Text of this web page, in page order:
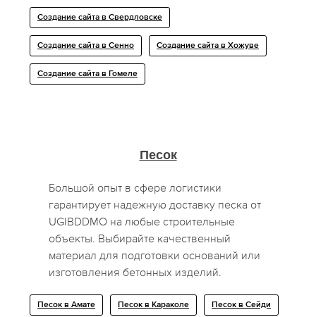
Создание сайта в Свердловске
Создание сайта в Сенно Создание сайта в Хожуве
Создание сайта в Гомеле
Песок
Большой опыт в сфере логистики
гарантирует надежную доставку песка от
UGIBDDMO на любые строительные
объекты. Выбирайте качественный
материал для подготовки оснований или
изготовления бетонных изделий.
Песок в Амате Песок в Караколе Песок в Сейди